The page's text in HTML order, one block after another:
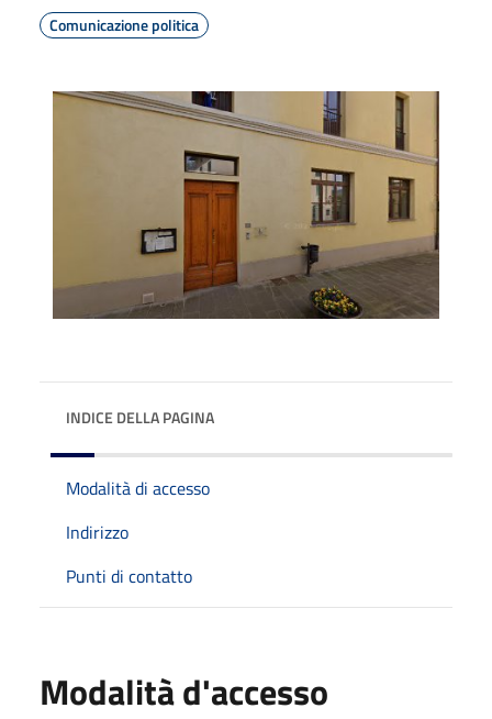
Comunicazione politica
INDICE DELLA PAGINA
Modalità di accesso
Indirizzo
Punti di contatto
Modalità d'accesso